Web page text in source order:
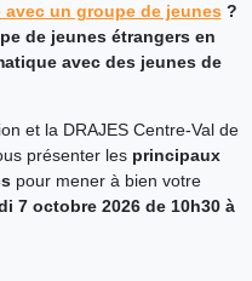
un groupe de jeunes?
de jeunes étrangers en
avec des jeunes de
et la DRAJES Centre-Val de
présenter les principaux
pour mener à bien votre
7 octobre 2026 de 10h30 à